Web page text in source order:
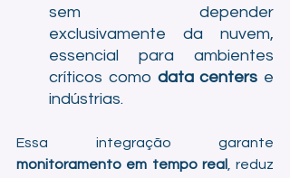
sem depender
exclusivamente da nuvem,
essencial para ambientes
críticos como data centers e
indústrias.
monitoramento em tempo real
, reduz